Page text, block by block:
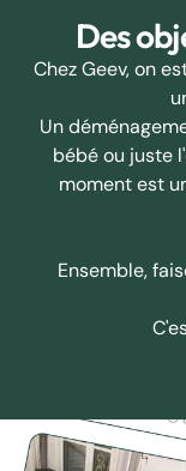
Des
Chez Geev, on
Un
bébé ou juste
moment est
Ensemble,